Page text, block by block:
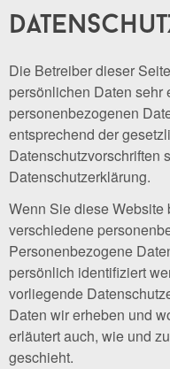
Die Betreiber dieser
persönlichen Daten sehr
personenbezogenen
entsprechend der
Datenschutzvorschriften
Datenschutzerklärung.
Wenn Sie diese Website
verschiedene
Personenbezogene
persönlich identifiziert
vorliegende
Daten wir erheben und
erläutert auch, wie und
geschieht.